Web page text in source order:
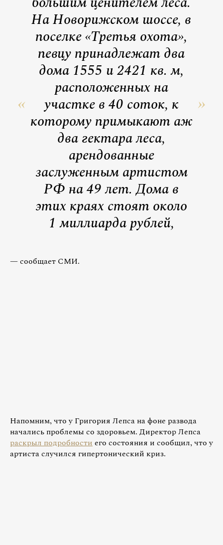
На Новорижском шоссе, в
поселке «Третья охота»,
певцу принадлежат два
дома 1555 и 2421 кв. м,
расположенных на
участке в 40 соток, к
которому примыкают аж
два гектара леса,
арендованные
заслуженным артистом
РФ на 49 лет. Дома в
этих краях стоят около
1 миллиарда рублей,
— сообщает СМИ.
Напомним, что у Григория Лепса на фоне развода
начались проблемы со здоровьем. Директор Лепса
раскрыл подробности его состояния и сообщил, что у
артиста случился гипертонический криз.